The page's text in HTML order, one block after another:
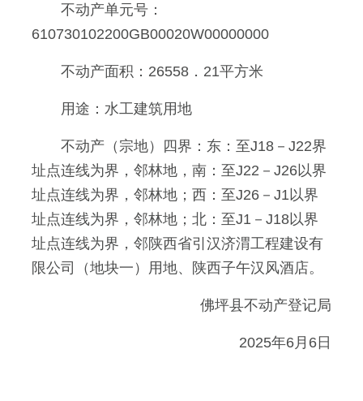
不动产单元号：
610730102200GB00020W00000000
不动产面积：26558．21平方米
用途：水工建筑用地
不动产（宗地）四界：东：至J18－J22界
址点连线为界，邻林地，南：至J22－J26以界
址点连线为界，邻林地；西：至J26－J1以界
址点连线为界，邻林地；北：至J1－J18以界
址点连线为界，邻陕西省引汉济渭工程建设有
限公司（地块一）用地、陕西子午汉风酒店。
佛坪县不动产登记局
2025年6月6日